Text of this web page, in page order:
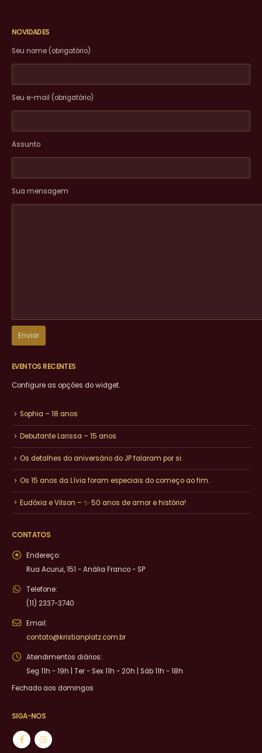
NOVIDADES
Seu nome (obrigatório)
Seu e-mail (obrigatório)
Assunto
Sua mensagem
EVENTOS RECENTES
Configure as opções do widget.
Sophia – 18 anos
Debutante Larissa – 15 anos
Os detalhes do aniversário do JP falaram por si.
Os 15 anos da Lívia foram especiais do começo ao fim.
Eudóxia e Vilson – ✨ 50 anos de amor e história!
CONTATOS
Endereço:
Rua Acurui, 151 - Anália Franco - SP
Telefone:
(11) 2337-3740
Email:
contato@kristianplatz.com.br
Atendimentos diários:
Seg 11h - 19h | Ter - Sex 11h - 20h | Sáb 11h - 18h
Fechado aos domingos
SIGA-NOS